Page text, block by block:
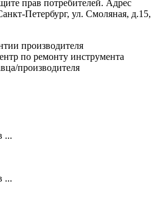
прав потребителей. Адрес
Петербург, ул. Смоляная, д.15,
производителя
по ремонту инструмента
производителя
...
...